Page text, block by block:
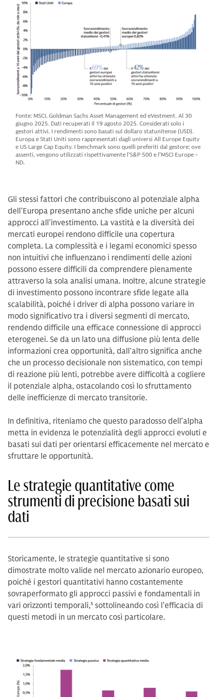
Fonte: MSCI, Goldman Sachs Asset Management ed eVestment. Al 30
giugno 2025. Dati recuperati il 19 agosto 2025. Considerati solo i
gestori attivi. I rendimenti sono basati sul dollaro statunitense (USD).
Europa e Stati Uniti sono rappresentati dagli universi All Europe Equity
e US Large Cap Equity. I benchmark sono quelli preferiti dal gestore; ove
assenti, vengono utilizzati rispettivamente l’S&P 500 e l’MSCI Europe -
ND.
Gli stessi fattori che contribuiscono al potenziale alpha
dell’Europa presentano anche sfide uniche per alcuni
approcci all’investimento. La vastità e la diversità dei
mercati europei rendono difficile una copertura
completa. La complessità e i legami economici spesso
non intuitivi che influenzano i rendimenti delle azioni
possono essere difficili da comprendere pienamente
attraverso la sola analisi umana. Inoltre, alcune strategie
di investimento possono incontrare sfide legate alla
scalabilità, poiché i driver di alpha possono variare in
modo significativo tra i diversi segmenti di mercato,
rendendo difficile una efficace connessione di approcci
eterogenei. Se da un lato una diffusione più lenta delle
informazioni crea opportunità, dall'altro significa anche
che un processo decisionale non sistematico, con tempi
di reazione più lenti, potrebbe avere difficoltà a cogliere
il potenziale alpha, ostacolando così lo sfruttamento
delle inefficienze di mercato transitorie.
In definitiva, riteniamo che questo paradosso dell’alpha
metta in evidenza le potenzialità degli approcci evoluti e
basati sui dati per orientarsi efficacemente nel mercato e
sfruttare le opportunità.
Le strategie quantitative come
strumenti di precisione basati sui
dati
Storicamente, le strategie quantitative si sono
dimostrate molto valide nel mercato azionario europeo,
poiché i gestori quantitativi hanno costantemente
sovraperformato gli approcci passivi e fondamentali in
vari orizzonti temporali,5 sottolineando così l’efficacia di
questi metodi in un mercato così particolare.